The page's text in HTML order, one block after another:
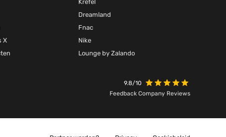
X
Krëfel
Dreamland
Fnac
Nike
Lounge by Zalando
9.8/10
Feedback Company Reviews